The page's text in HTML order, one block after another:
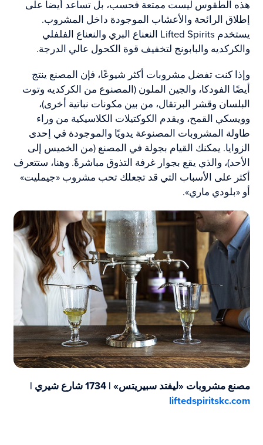
هذه الطقوس ليست ممتعة فحسب، بل تساعد أيضاً على
إطلاق الرائحة والأعشاب الموجودة داخل المشروب.
يستخدم Lifted Spirits النعناع البري والنعناع الفلفلي
والكركديه والبابونج لتخفيف قوة الكحول عالي الدرجة.
وإذا كنت تفضل مشروبات أكثر شيوعًا، فإن المصنع ينتج
أيضًا الفودكا، والجين الملون (المصنوع من الكركديه وتوت
البلسان وقشر البرتقال، من بين مكونات نباتية أخرى)،
وويسكي القمح، ويقدم الكوكتيلات الكلاسيكية من وراء
طاولة المشروبات المصنوعة يدويًا والموجودة في إحدى
الزوايا. يمكنك القيام بجولة في المصنع (من الخميس إلى
الأحد)، والذي يقع بجوار غرفة التذوق مباشرةً. وهنا، ستتعرف
أكثر على الأسباب التي قد تجعلك تحب مشروب «جيمليت»
أو «بلودي ماري».
مصنع مشروبات «ليفتد سبيريتس» | 1734 شارع شيري |
liftedspiritskc.com